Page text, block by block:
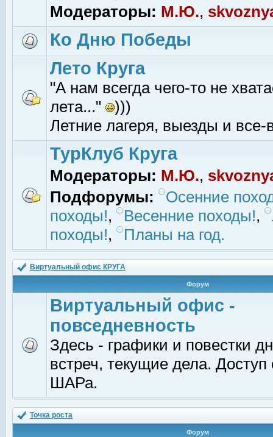
Модераторы: М.Ю.,
Ко Дню Победы
Лето Круга
"А нам всегда чего-то не
лета..."
)))
Летние лагеря, выезды и все-
ТурКлуб Круга
Модераторы: М.Ю.,
Подфорумы:
Осенние
походы!, Весенние походы!,
походы!, Планы на год.
Виртуальный офис КРУГА
Форум
Виртуальный офис -
повседневность
Здесь - графики и повестки
встреч, текущие дела.
ШАРа.
Точка роста
Форум